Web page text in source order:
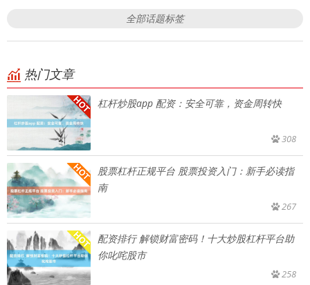
全部话题标签
热门文章
杠杆炒股app 配资：安全可靠，资金周转快
308
股票杠杆正规平台 股票投资入门：新手必读指
南
267
配资排行 解锁财富密码！十大炒股杠杆平台助
你叱咤股市
258